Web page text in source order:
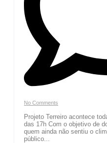
No Comments
Projeto Terreiro acontece
das 17h Com o objetivo de
quem ainda não sentiu o
público...